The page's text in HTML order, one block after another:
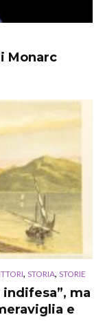
Monarc
, STORIA, STORIE
indifesa”, ma
e